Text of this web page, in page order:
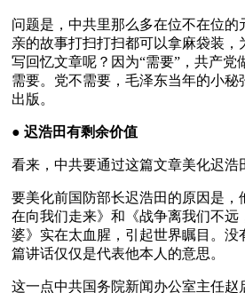
问题是，中共里那么多在位不在位的
亲的故事打扫打扫都可以拿麻袋装，
写回忆文章呢？因为“需要”，共产党
需要。党不需要，毛泽东当年的小秘
出版。
● 迟浩田有剩余价值
看来，中共要通过这篇文章美化迟浩
要美化前国防部长迟浩田的原因是，
在向我们走来》和《战争离我们不远
婆》实在太血腥，引起世界瞩目。没
篇讲话仅仅是代表他本人的意思。
这一点中共国务院新闻办公室主任赵